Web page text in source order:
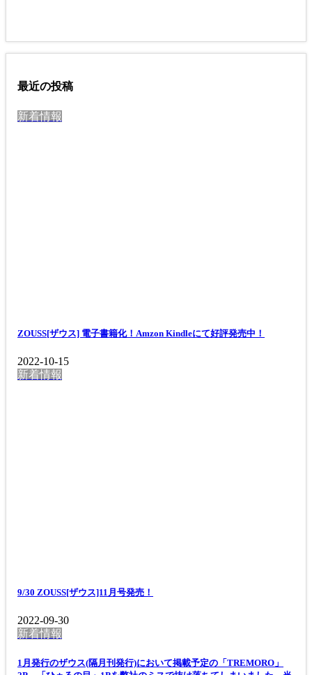
最近の投稿
新着情報
ZOUSS[ザウス] 電子書籍化！Amzon Kindleにて好評発売中！
2022-10-15
新着情報
9/30 ZOUSS[ザウス]11月号発売！
2022-09-30
新着情報
1月発行のザウス(隔月刊発行)において掲載予定の「TREMORO」